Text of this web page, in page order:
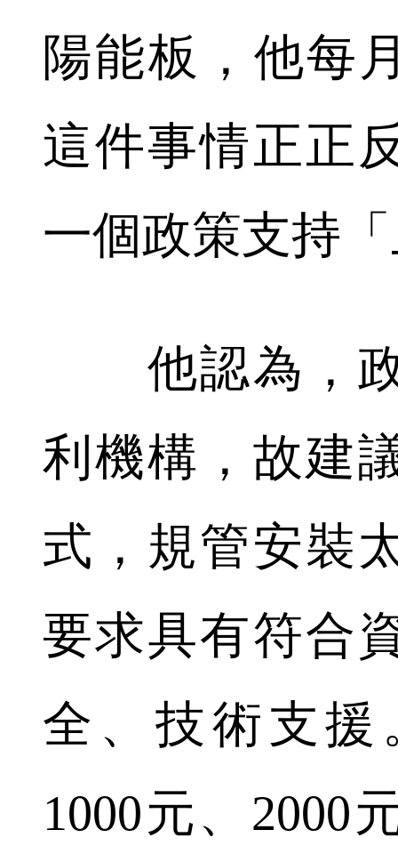
陽能板，他每
這件事情正正
一個政策支持
他認為，政
利機構，故建
式，規管安裝
要求具有符合
全、技術支
1000元、2000